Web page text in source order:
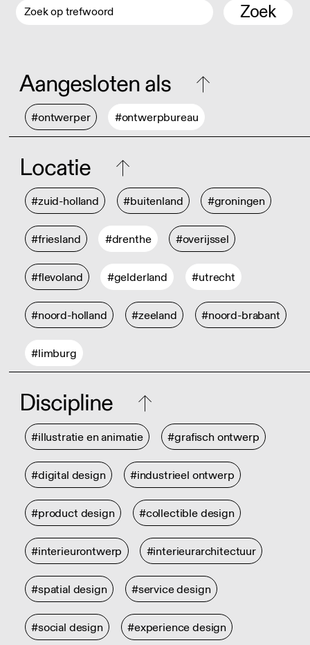
Zoek
Aangesloten als
#ontwerper #ontwerpbureau
Locatie
#zuid-holland #buitenland #groningen
#friesland #drenthe #overijssel
#flevoland #gelderland #utrecht
#noord-holland #zeeland #noord-brabant
#limburg
Discipline
#illustratie en animatie #grafisch ontwerp
#digital design #industrieel ontwerp
#product design #collectible design
#interieurontwerp #interieurarchitectuur
#spatial design #service design
#social design #experience design